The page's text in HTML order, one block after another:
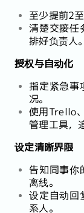
至少提前2
清楚交接任
排好负责人。
授权与自动化
指定紧急事
况。
使用Trello
管理工具，
设定清晰界限
告知同事你
离线。
设定自动回
系人。